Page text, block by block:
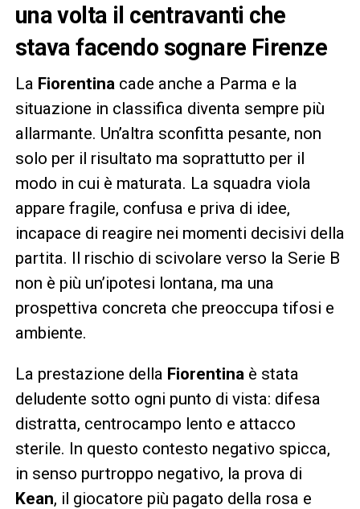
una volta il centravanti che
stava facendo sognare Firenze
La Fiorentina cade anche a Parma e la
situazione in classifica diventa sempre più
allarmante. Un’altra sconfitta pesante, non
solo per il risultato ma soprattutto per il
modo in cui è maturata. La squadra viola
appare fragile, confusa e priva di idee,
incapace di reagire nei momenti decisivi della
partita. Il rischio di scivolare verso la Serie B
non è più un’ipotesi lontana, ma una
prospettiva concreta che preoccupa tifosi e
ambiente.
La prestazione della Fiorentina è stata
deludente sotto ogni punto di vista: difesa
distratta, centrocampo lento e attacco
sterile. In questo contesto negativo spicca,
in senso purtroppo negativo, la prova di
Kean, il giocatore più pagato della rosa e